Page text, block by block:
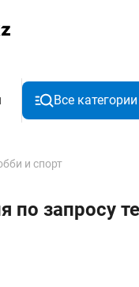
Все категории
и спорт
по запросу